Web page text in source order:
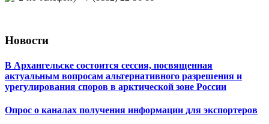
Новости
В Архангельске состоится сессия, посвященная
актуальным вопросам альтернативного разрешения и
урегулирования споров в арктической зоне России
Опрос о каналах получения информации для экспортеров